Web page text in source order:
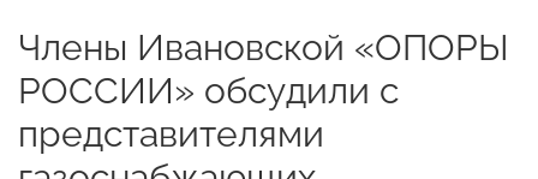
Члены Ивановской «ОПОРЫ
РОССИИ» обсудили с
представителями